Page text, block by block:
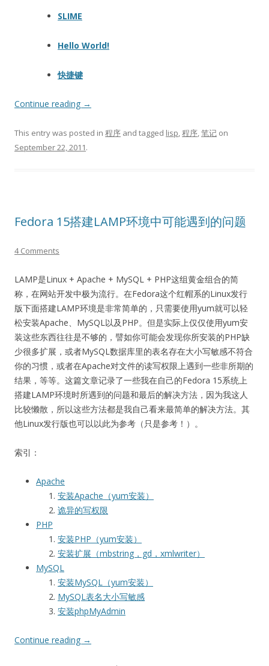
SLIME
Hello World!
快捷键
Continue reading →
This entry was posted in 程序 and tagged lisp,程序,笔记 on
September 22, 2011.
Fedora 15搭建LAMP环境中可能遇到的问题
4 Comments
LAMP是Linux + Apache + MySQL + PHP这组黄金组合的简
称，在网站开发中极为流行。在Fedora这个红帽系的Linux发行
版下面搭建LAMP环境是非常简单的，只需要使用yum就可以轻
松安装Apache、MySQL以及PHP。但是实际上仅仅使用yum安
装这些东西往往是不够的，譬如你可能会发现你所安装的PHP缺
少很多扩展，或者MySQL数据库里的表名存在大小写敏感不符合
你的习惯，或者在Apache对文件的读写权限上遇到一些非所期的
结果，等等。这篇文章记录了一些我在自己的Fedora 15系统上
搭建LAMP环境时所遇到的问题和最后的解决方法，因为我这人
比较懒散，所以这些方法都是我自己看来最简单的解决方法。其
他Linux发行版也可以以此为参考（只是参考！）。
索引：
Apache
安装Apache（yum安装）
诡异的写权限
PHP
安装PHP（yum安装）
安装扩展（mbstring，gd，xmlwriter）
MySQL
安装MySQL（yum安装）
MySQL表名大小写敏感
安装phpMyAdmin
Continue reading →